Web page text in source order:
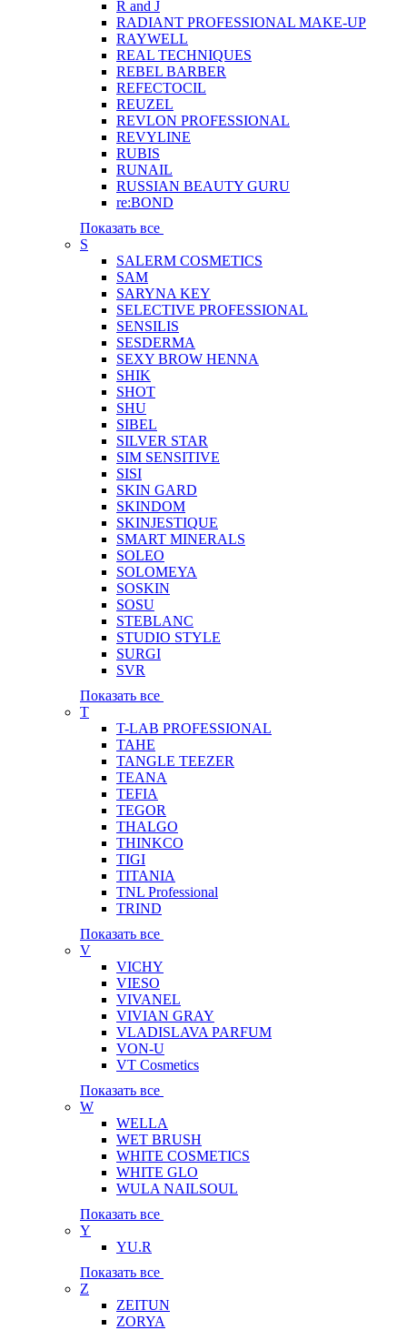
R and J
RADIANT PROFESSIONAL MAKE-UP
RAYWELL
REAL TECHNIQUES
REBEL BARBER
REFECTOCIL
REUZEL
REVLON PROFESSIONAL
REVYLINE
RUBIS
RUNAIL
RUSSIAN BEAUTY GURU
re:BOND
Показать все
S
SALERM COSMETICS
SAM
SARYNA KEY
SELECTIVE PROFESSIONAL
SENSILIS
SESDERMA
SEXY BROW HENNA
SHIK
SHOT
SHU
SIBEL
SILVER STAR
SIM SENSITIVE
SISI
SKIN GARD
SKINDOM
SKINJESTIQUE
SMART MINERALS
SOLEO
SOLOMEYA
SOSKIN
SOSU
STEBLANC
STUDIO STYLE
SURGI
SVR
Показать все
T
T-LAB PROFESSIONAL
TAHE
TANGLE TEEZER
TEANA
TEFIA
TEGOR
THALGO
THINKCO
TIGI
TITANIA
TNL Professional
TRIND
Показать все
V
VICHY
VIESO
VIVANEL
VIVIAN GRAY
VLADISLAVA PARFUM
VON-U
VT Cosmetics
Показать все
W
WELLA
WET BRUSH
WHITE COSMETICS
WHITE GLO
WULA NAILSOUL
Показать все
Y
YU.R
Показать все
Z
ZEITUN
ZORYA